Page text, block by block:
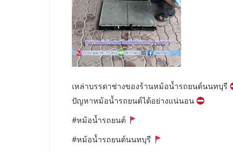
เหล่าบรรดาช่างของร้านหม้อน้ำรถยนต์นนทบุรี
ปัญหาหม้อน้ำรถยนต์ได้อย่างแน่นอน
#หม้อน้ำรถยนต์
#หม้อน้ำรถยนต์นนทบุรี